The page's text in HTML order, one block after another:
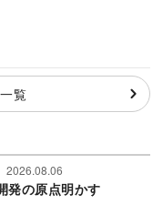
覧
2026.08.06
発の原点明かす